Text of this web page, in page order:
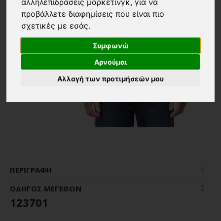
αλληλεπιδράσεις μάρκετινγκ,για να
προβάλλετε διαφημίσεις που είναι πιο
σχετικές με εσάς.
Συμφωνώ
Αρνούμαι
Αλλαγή των προτιμήσεών μου
ΠΕΡΙΓΡΑΦΉ
ΟΔΗΓΌΣ ΜΕΓΕΘΏΝ
123701